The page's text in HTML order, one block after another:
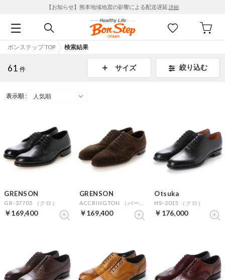
【お知らせ】熊本地域地震の影響による配送遅延 詳細
ボンステップ TOP 検索結果
61 件 サイズ 絞り込む
表示順 :
GRENSON
GR-37705 （クロ）
￥169,400
GRENSON
￥169,400
Otsuka
HS-2015 （クロ）
￥176,000